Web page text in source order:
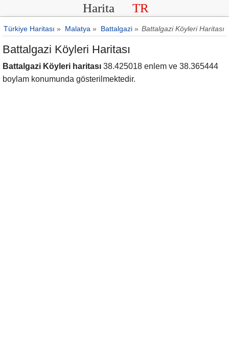
Harita TR
Türkiye Haritası » Malatya » Battalgazi » Battalgazi Köyleri Haritası
Battalgazi Köyleri Haritası
Battalgazi Köyleri haritası 38.425018 enlem ve 38.365444
boylam konumunda gösterilmektedir.